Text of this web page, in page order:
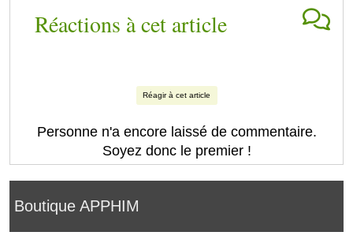
Boutique APPHIM
Réactions à cet article
Réagir à cet article
Personne n'a encore laissé de commentaire.
Soyez donc le premier !